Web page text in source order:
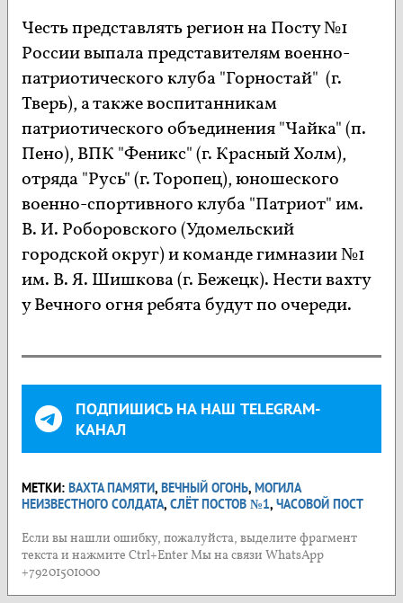
Честь представлять регион на Посту №1
России выпала представителям военно-
патриотического клуба "Горностай" (г.
Тверь), а также воспитанникам
патриотического объединения "Чайка" (п.
Пено), ВПК "Феникс" (г. Красный Холм),
отряда "Русь" (г. Торопец), юношеского
военно-спортивного клуба "Патриот" им.
В. И. Роборовского (Удомельский
городской округ) и команде гимназии №1
им. В. Я. Шишкова (г. Бежецк). Нести вахту
у Вечного огня ребята будут по очереди.
ПОДПИШИСЬ НА НАШ TELEGRAM-
КАНАЛ
МЕТКИ: ВАХТА ПАМЯТИ, ВЕЧНЫЙ ОГОНЬ, МОГИЛА
НЕИЗВЕСТНОГО СОЛДАТА, СЛЁТ ПОСТОВ №1, ЧАСОВОЙ ПОСТ
Если вы нашли ошибку, пожалуйста, выделите фрагмент
текста и нажмите Ctrl+Enter Мы на связи WhatsApp
+79201501000